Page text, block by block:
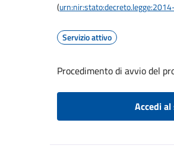
(
Servizio attivo
Procedimento di avvio del
Accedi